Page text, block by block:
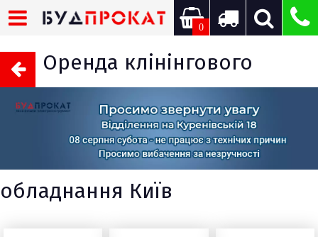
0
Оренда клінінгового
обладнання Київ